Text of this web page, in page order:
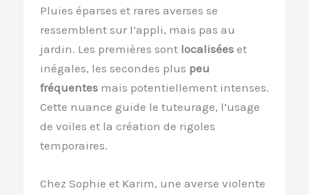
Pluies éparses et rares averses se
ressemblent sur l’appli, mais pas au
jardin. Les premières sont localisées et
inégales, les secondes plus peu
fréquentes mais potentiellement intenses.
Cette nuance guide le tuteurage, l’usage
de voiles et la création de rigoles
temporaires.
Chez Sophie et Karim, une averse violente